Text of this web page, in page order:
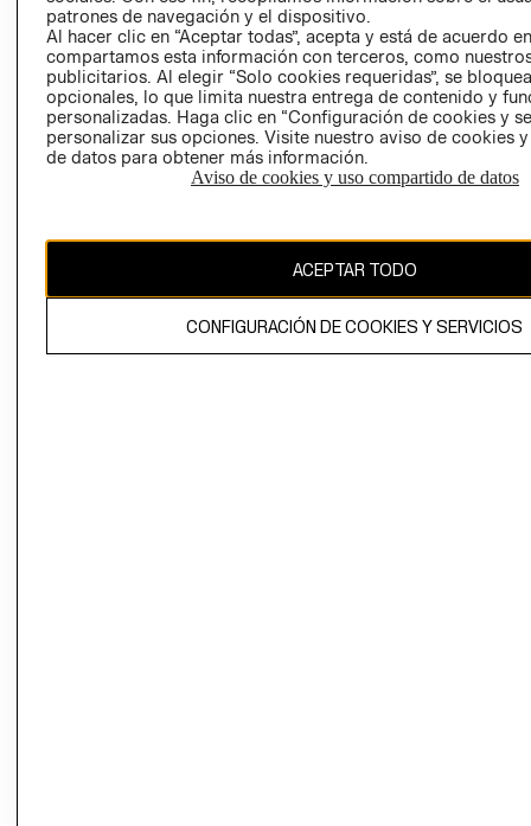
Uruguay ($U)
El contenido de esta página web está protegido por copyright y es
propiedad de H&M Hennes & Mauritz AB.
patrones de navegación y el dispositivo.
Al hacer clic en “Aceptar todas”, acepta y está de acuerdo
compartamos esta información con terceros, como
publicitarios. Al elegir “Solo cookies requeridas”, se
opcionales, lo que limita nuestra entrega de contenido y
personalizadas. Haga clic en “Configuración de cookies y
personalizar sus opciones. Visite nuestro aviso de cookies
de datos para obtener más información.
Aviso de cookies y uso compartido de datos
ACEPTAR TODO
CONFIGURACIÓN DE COOKIES Y SERVICIOS